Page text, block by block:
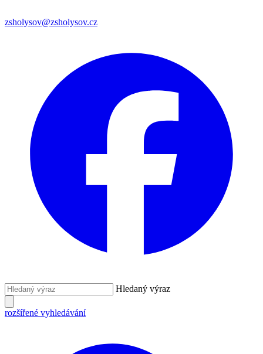
zsholysov@zsholysov.cz
Hledaný výraz
rozšířené vyhledávání